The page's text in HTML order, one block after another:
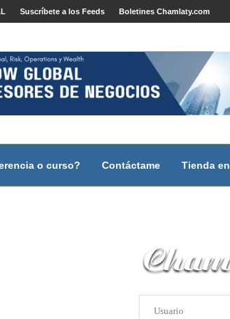
Suscríbete a los Feeds Boletines Chamlaty.com
o curso? Contáctame Tienda en